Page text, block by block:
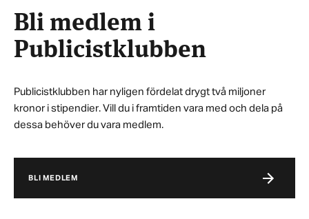
Bli medlem i
Publicistklubben
Publicistklubben har nyligen fördelat drygt två miljoner
kronor i stipendier. Vill du i framtiden vara med och dela på
dessa behöver du vara medlem.
BLI MEDLEM